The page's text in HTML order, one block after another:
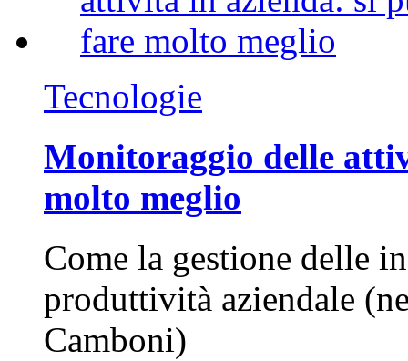
Tecnologie
Monitoraggio delle
molto meglio
Come la gestione delle
produttività aziendale
Camboni)